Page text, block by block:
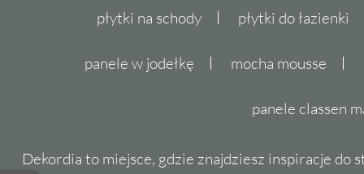
płytki na schody płytki do łazienki
panele w jodełkę mocha mousse
panele classen
Dekordia to miejsce, gdzie znajdziesz inspiracje do